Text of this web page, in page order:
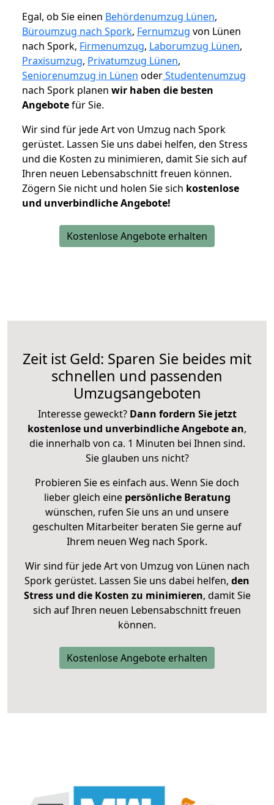
Egal, ob Sie einen Behördenumzug Lünen,
Büroumzug nach Spork, Fernumzug von Lünen
nach Spork, Firmenumzug, Laborumzug Lünen,
Praxisumzug, Privatumzug Lünen,
Seniorenumzug in Lünen oderStudentenumzug
nach Spork planen wir haben die besten
Angebotefür Sie.
Wir sind für jede Art von Umzug nach Spork
gerüstet. Lassen Sie uns dabei helfen, den Stress
und die Kosten zu minimieren, damit Sie sich auf
Ihren neuen Lebensabschnitt freuen können.
Zögern Sie nicht und holen Sie sich kostenlose
und unverbindliche Angebote!
Kostenlose Angebote erhalten
Zeit ist Geld: Sparen Sie beides mit
schnellen und passenden
Umzugsangeboten
Interesse geweckt? Dann fordern Sie jetzt
kostenlose und unverbindliche Angebote an,
die innerhalb von ca. 1 Minuten bei Ihnen sind.
Sie glauben uns nicht?
Probieren Sie es einfach aus. Wenn Sie doch
lieber gleich eine persönliche Beratung
wünschen, rufen Sie uns an und unsere
geschulten Mitarbeiter beraten Sie gerne auf
Ihrem neuen Weg nach Spork.
Wir sind für jede Art von Umzug von Lünen nach
Spork gerüstet. Lassen Sie uns dabei helfen, den
Stress und die Kosten zu minimieren, damit Sie
sich auf Ihren neuen Lebensabschnitt freuen
können.
Kostenlose Angebote erhalten